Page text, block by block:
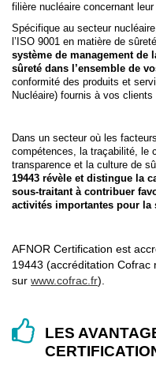
filière nucléaire concernant
Spécifique au secteur
l’ISO 9001 en matière de
système de management de
sûreté dans l’ensemble de
conformité des produits et
Nucléaire) fournis à vos clients
Dans un secteur où les
compétences, la traçabilité, le
transparence et la culture de
19443 révèle et distingue la
sous-traitant à contribuer
activités importantes pour la
AFNOR Certification est
19443 (accréditation Cofrac
sur www.cofrac.fr).
LES